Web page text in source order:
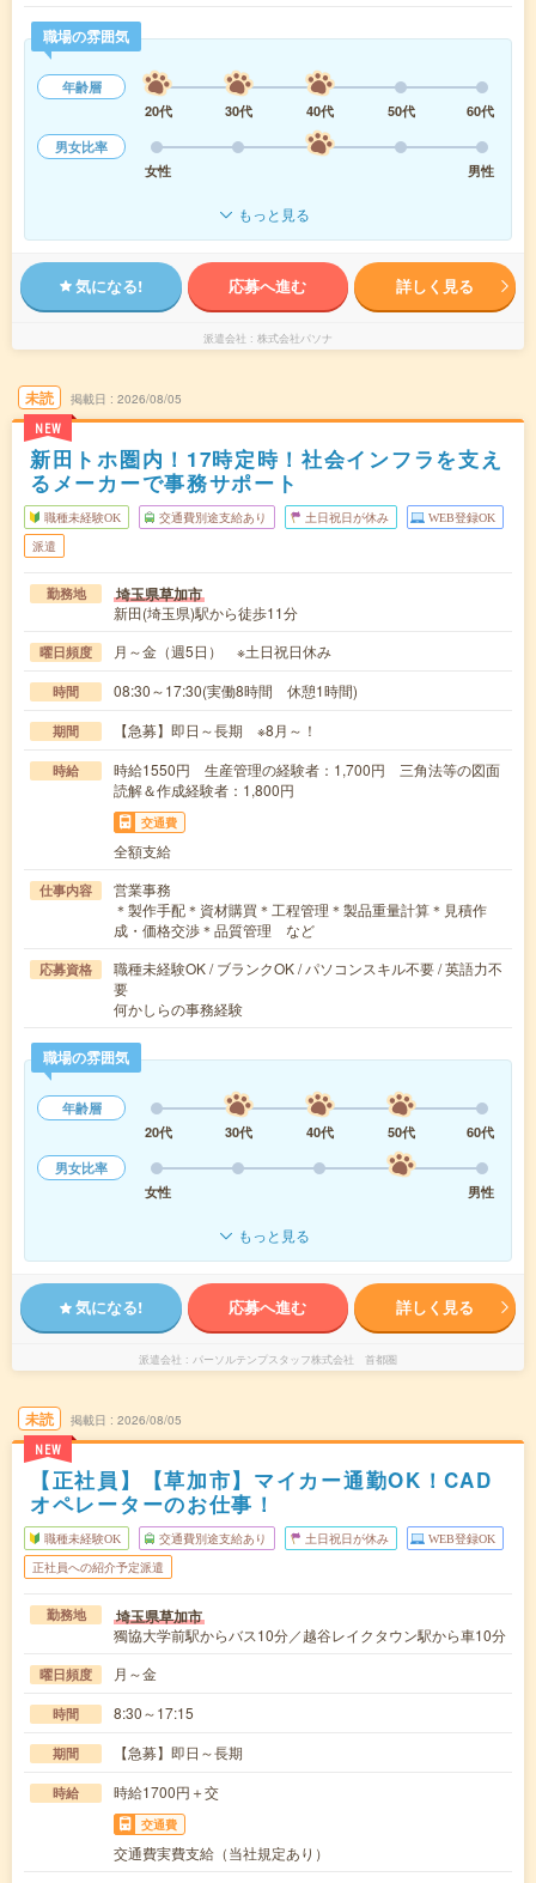
職場の雰囲気
年齢層
20代
30代 40代 50代
60代
男女比率
女性
男性
もっと見る
気になる! 応募へ進む 詳しく見る
派遣会社 株式会社パソナ
未読
NEW
掲載日 2026/08/05
新田トホ圏内！17時定時！社会インフラを支え
るメーカーで事務サポート
職種未経験OK 交通費別途支給あり 土日祝日が休み WEB登録OK
派遣
勤務地 埼玉県草加市
新田(埼玉県)駅から徒歩11分
曜日頻度 月～金（週5日） ※土日祝日休み
時間 08:30～17:30(実働8時間 休憩1時間)
期間 【急募】即日～長期 ※8月～！
時給
時給1550円 生産管理の経験者：1,700円 三角法等の図面
読解＆作成経験者：1,800円
交通費
全額支給
仕事内容
営業事務
＊製作手配＊資材購買＊工程管理＊製品重量計算＊見積作
成・価格交渉＊品質管理 など
応募資格
職種未経験OK / ブランクOK / パソコンスキル不要 / 英語力不
要
何かしらの事務経験
職場の雰囲気
年齢層
20代
30代 40代 50代
60代
男女比率
女性
男性
もっと見る
気になる! 応募へ進む 詳しく見る
派遣会社 パーソルテンプスタッフ株式会社 首都圏
未読
NEW
掲載日 2026/08/05
【正社員】【草加市】マイカー通勤OK！CAD
オペレーターのお仕事！
職種未経験OK 交通費別途支給あり 土日祝日が休み WEB登録OK
正社員への紹介予定派遣
勤務地 埼玉県草加市
獨協大学前駅からバス10分／越谷レイクタウン駅から車10分
曜日頻度 月～金
時間 8:30～17:15
期間 【急募】即日～長期
時給 時給1700円＋交
交通費
交通費実費支給（当社規定あり）